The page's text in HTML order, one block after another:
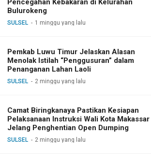
Pencegahan Kebakaran di Kelurahan
Bulurokeng
SULSEL 1 minggu yang lalu
Pemkab Luwu Timur Jelaskan Alasan
Menolak Istilah “Penggusuran” dalam
Penanganan Lahan Laoli
SULSEL 2 minggu yang lalu
Camat Biringkanaya Pastikan Kesiapan
Pelaksanaan Instruksi Wali Kota Makassar
Jelang Penghentian Open Dumping
SULSEL 2 minggu yang lalu